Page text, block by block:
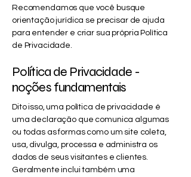
Recomendamos que você busque
orientação jurídica se precisar de ajuda
para entender e criar sua própria Política
de Privacidade.
Política de Privacidade -
noções fundamentais
Dito isso, uma política de privacidade é
uma declaração que comunica algumas
ou todas as formas como um site coleta,
usa, divulga, processa e administra os
dados de seus visitantes e clientes.
Geralmente inclui também uma